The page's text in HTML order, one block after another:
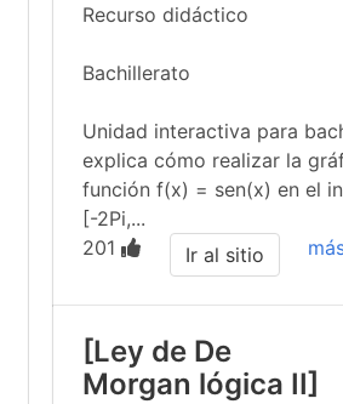
Recurso didáctico
Bachillerato
Unidad interactiva para
explica cómo realizar la
función f(x) = sen(x) en el
[-2Pi,...
201
Ir al sitio
[Ley de De
Morgan lógica II]